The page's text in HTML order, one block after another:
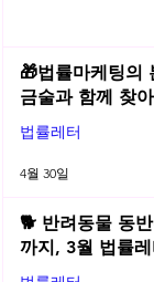
🎁법률마케팅의
금술과 함께 찾
법률레터
법률레터
4월 30일
🐕 반려동물 동
까지, 3월 법률
총정리! | 2026